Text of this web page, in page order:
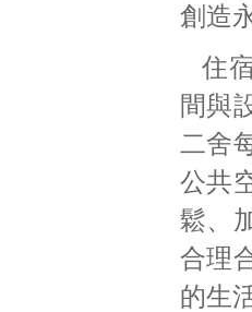
創造
住
間與
二舍
公共
鬆、
合理
的生